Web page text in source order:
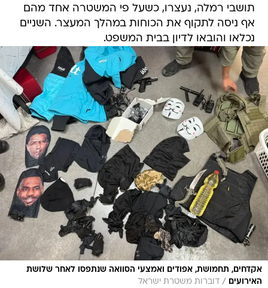
תושבי רמלה, נעצרו, כשעל פי המשטרה אחד מהם
אף ניסה לתקוף את הכוחות במהלך המעצר. השניים
נכלאו והובאו לדיון בבית המשפט.
אקדחים, תחמושת, אפודים ואמצעי הסוואה שנתפסו לאחר שלושת
האירועים
/ דוברות משטרת ישראל